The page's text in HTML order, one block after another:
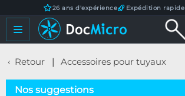
26 ans d'expérience Expédition rapide
Retour Accessoires pour tuyaux
Nos suggestions